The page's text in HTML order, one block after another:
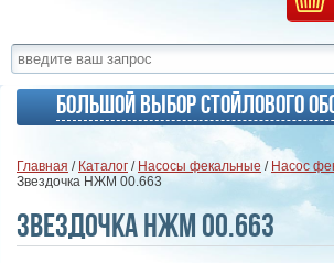
Большой выбор стойлового
Главная / Каталог / Насосы фекальные / Насос
Звездочка НЖМ 00.663
Звездочка НЖМ 00.663